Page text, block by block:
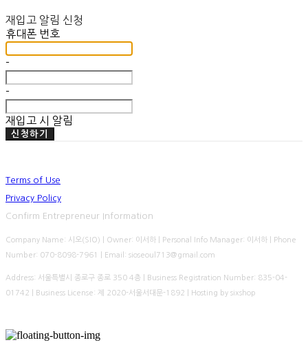
재입고 알림 신청
휴대폰 번호
-
-
재입고 시 알림
신청하기
Terms of Use
Privacy Policy
Confirm Entrepreneur Information
Company Name: 시오(SIO) | Owner: 이서하 | Personal Info Manager: 이서하 | Phone
Number: 070-8098-7961 | Email: sioseoul713@gmail.com
Address: 서울특별시 종로구 종로 350 4층 | Business Registration Number: 835-04-
01742 | Business License: 제 2020-서울서대문-1892 | Hosting by sixshop